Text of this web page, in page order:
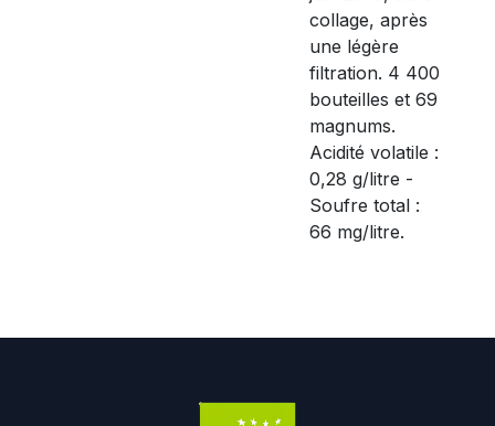
collage, après
une légère
filtration. 4 400
bouteilles et 69
magnums.
Acidité volatile :
0,28 g/litre -
Soufre total :
66 mg/litre.